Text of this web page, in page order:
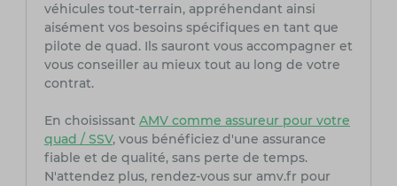
véhicules tout-terrain, appréhendant ainsi
aisément vos besoins spécifiques en tant que
pilote de quad. Ils sauront vous accompagner et
vous conseiller au mieux tout au long de votre
contrat.
En choisissant AMV comme assureur pour votre
quad / SSV, vous bénéficiez d'une assurance
fiable et de qualité, sans perte de temps.
N'attendez plus, rendez-vous sur amv.fr pour